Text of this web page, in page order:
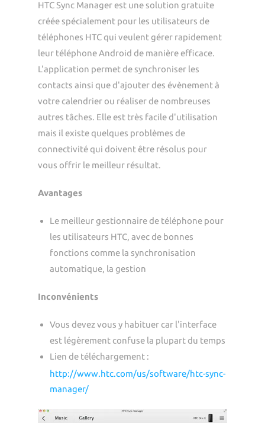
HTC Sync Manager est une solution gratuite
créée spécialement pour les utilisateurs de
téléphones HTC qui veulent gérer rapidement
leur téléphone Android de manière efficace.
L'application permet de synchroniser les
contacts ainsi que d'ajouter des évènement à
votre calendrier ou réaliser de nombreuses
autres tâches. Elle est très facile d'utilisation
mais il existe quelques problèmes de
connectivité qui doivent être résolus pour
vous offrir le meilleur résultat.
Avantages
Le meilleur gestionnaire de téléphone pour
les utilisateurs HTC, avec de bonnes
fonctions comme la synchronisation
automatique, la gestion
Inconvénients
Vous devez vous y habituer car l'interface
est légèrement confuse la plupart du temps
Lien de téléchargement :
http://www.htc.com/us/software/htc-sync-
manager/